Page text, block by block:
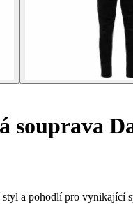
souprava
a pohodlí pro vynikající